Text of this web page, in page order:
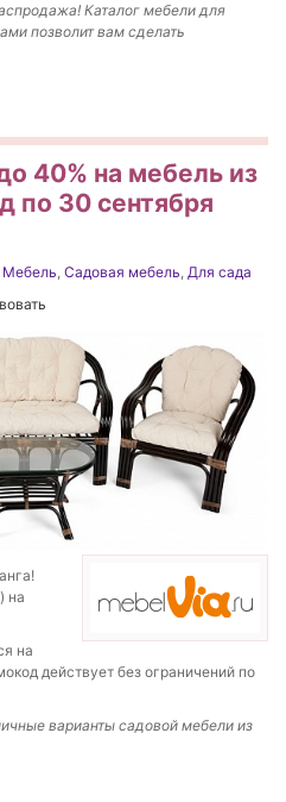
Каталог мебели для
позволит вам сделать
40% на мебель из
по 30 сентября
Мебель, Садовая мебель, Для сада
на
на
действует без ограничений по
варианты садовой мебели из